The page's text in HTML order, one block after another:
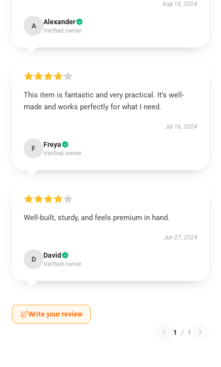
Aug 18, 2024
A Alexander
Verified owner
This item is fantastic and very practical. It’s well-
made and works perfectly for what I need.
Jul 16, 2024
F Freya
Verified owner
Well-built, sturdy, and feels premium in hand.
Jun 27, 2024
D David
Verified owner
Write your review
1 / 1